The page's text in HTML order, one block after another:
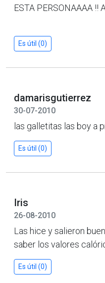
ESTA PERSONAAAA !!
Es útil (0)
damarisgutierrez
30-07-2010
las galletitas las boy a
Es útil (0)
Iris
26-08-2010
Las hice y salieron
saber los valores
Es útil (0)